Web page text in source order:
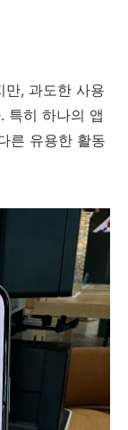
만, 과도한 사용
특히 하나의 앱
른 유용한 활동